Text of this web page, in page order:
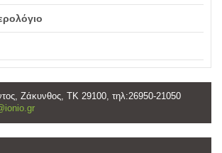
Ζάκυνθος, ΤΚ 29100, τηλ:26950-21050